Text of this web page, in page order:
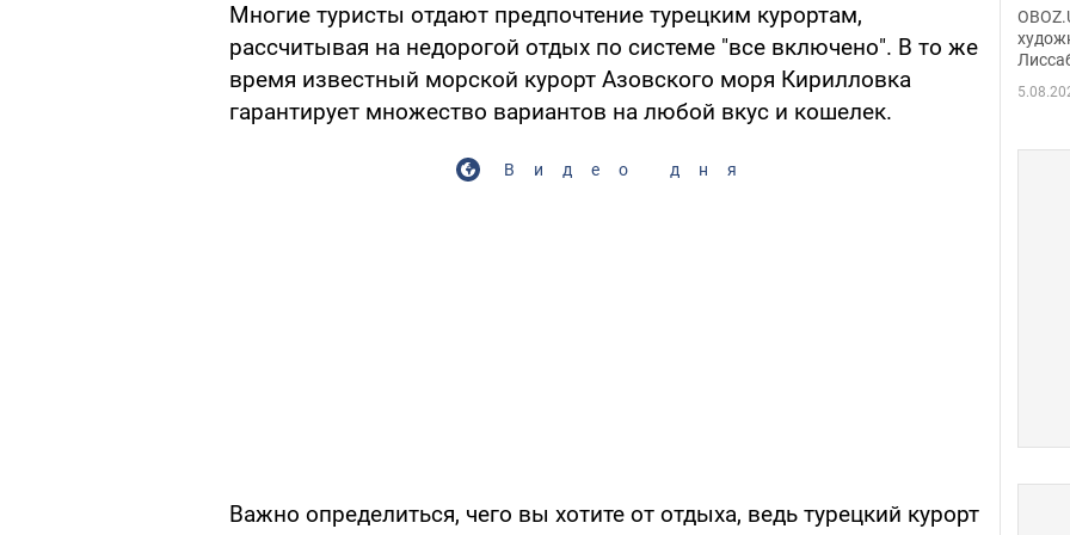
Многие туристы отдают предпочтение турецким курортам,
рассчитывая на недорогой отдых по системе "все включено". В то же
время известный морской курорт Азовского моря Кирилловка
гарантирует множество вариантов на любой вкус и кошелек.
Видео дня
Важно определиться, чего вы хотите от отдыха, ведь турецкий курорт
сына